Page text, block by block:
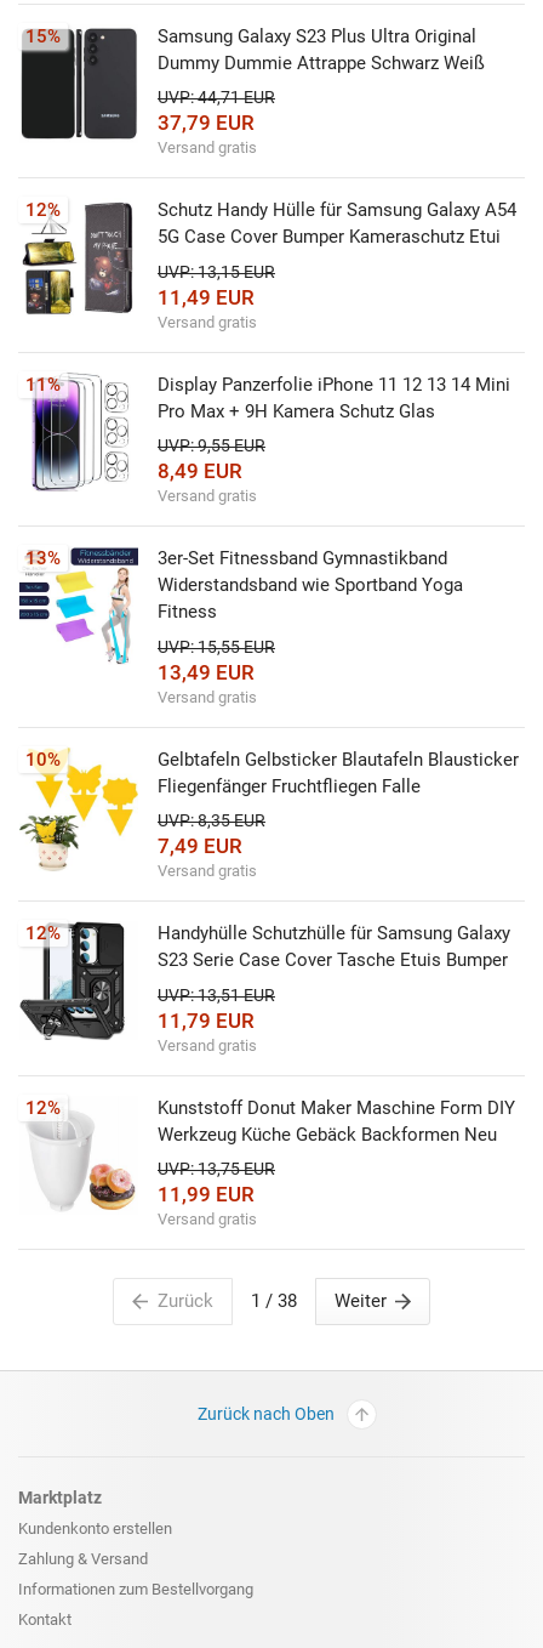
Samsung Galaxy S23 Plus Ultra Original
Dummy Dummie Attrappe Schwarz Weiß
UVP: 44,71 EUR
37,79 EUR
Versand gratis
15%
Schutz Handy Hülle für Samsung Galaxy A54
5G Case Cover Bumper Kameraschutz Etui
UVP: 13,15 EUR
11,49 EUR
Versand gratis
12%
Display Panzerfolie iPhone 11 12 13 14 Mini
Pro Max + 9H Kamera Schutz Glas
UVP: 9,55 EUR
8,49 EUR
Versand gratis
11%
3er-Set Fitnessband Gymnastikband
Widerstandsband wie Sportband Yoga
Fitness
UVP: 15,55 EUR
13,49 EUR
Versand gratis
13%
Gelbtafeln Gelbsticker Blautafeln Blausticker
Fliegenfänger Fruchtfliegen Falle
UVP: 8,35 EUR
7,49 EUR
Versand gratis
10%
Handyhülle Schutzhülle für Samsung Galaxy
S23 Serie Case Cover Tasche Etuis Bumper
UVP: 13,51 EUR
11,79 EUR
Versand gratis
12%
Kunststoff Donut Maker Maschine Form DIY
Werkzeug Küche Gebäck Backformen Neu
UVP: 13,75 EUR
11,99 EUR
Versand gratis
12%
Zurück 1 / 38 Weiter
Zurück nach Oben
Marktplatz
Kundenkonto erstellen
Zahlung & Versand
Informationen zum Bestellvorgang
Kontakt